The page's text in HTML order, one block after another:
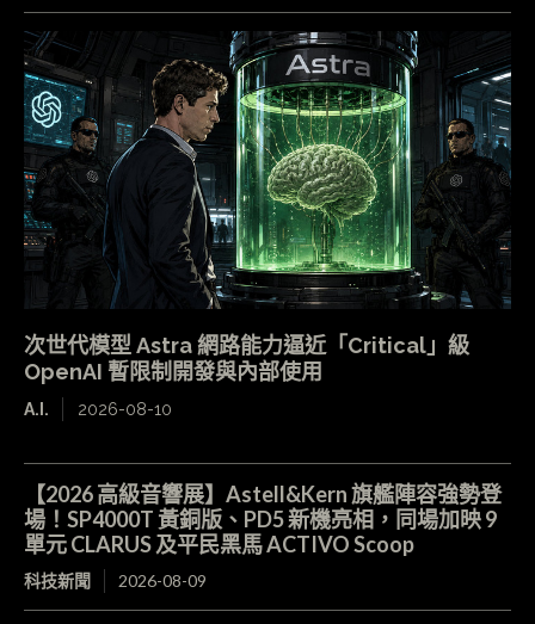
次世代模型 Astra 網路能力逼近「Critical」級
OpenAI 暫限制開發與內部使用
A.I. 2026-08-10
【2026 高級音響展】Astell&Kern 旗艦陣容強勢登
場！SP4000T 黃銅版、PD5 新機亮相，同場加映 9
單元 CLARUS 及平民黑馬 ACTIVO Scoop
科技新聞 2026-08-09